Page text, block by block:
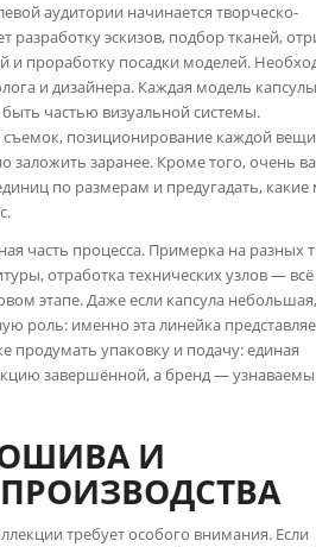
аудитории начинается творческо-
разработку эскизов, подбор тканей,
и проработку посадки моделей.
и дизайнера. Каждая модель капсулы
частью визуальной системы.
съемок, позиционирование каждой
заложить заранее. Кроме того, очень
по размерам и предугадать, какие
часть процесса. Примерка на разных
отработка технических узлов — всё
этапе. Даже если капсула небольшая,
роль: именно эта линейка
продумать упаковку и подачу: единая
завершённой, а бренд —
И
требует особого внимания. Если